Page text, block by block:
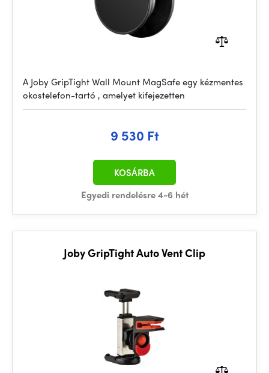
A Joby GripTight Wall Mount MagSafe egy kézmentes
okostelefon-tartó , amelyet kifejezetten
9 530 Ft
Egyedi rendelésre 4-6 hét
KOSÁRBA
Joby GripTight Auto Vent Clip